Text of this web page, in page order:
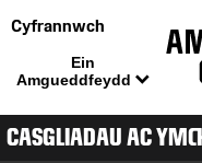
Cyfrannwch
Ein
Amgueddfeydd
CASGLIADAU AC